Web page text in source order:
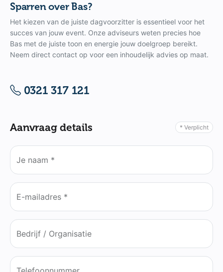
Sparren over Bas?
Het kiezen van de juiste dagvoorzitter is essentieel voor het
succes van jouw event. Onze adviseurs weten precies hoe
Bas met de juiste toon en energie jouw doelgroep bereikt.
Neem direct contact op voor een inhoudelijk advies op maat.
0321 317 121
Aanvraag details * Verplicht
Je naam *
E-mailadres *
Bedrijf / Organisatie